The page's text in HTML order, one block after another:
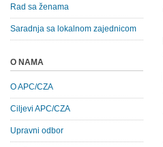
Rad sa ženama
Saradnja sa lokalnom zajednicom
O NAMA
O APC/CZA
Ciljevi APC/CZA
Upravni odbor